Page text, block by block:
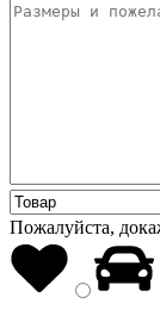
Пожалуйста,